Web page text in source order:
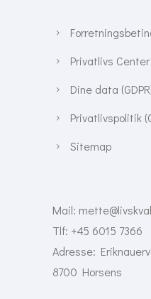
Privatlivs Center
Dine data
Privatlivspolitik
Sitemap
Mail:
Tlf: +45 6015 7366
Adresse:
8700 Horsens